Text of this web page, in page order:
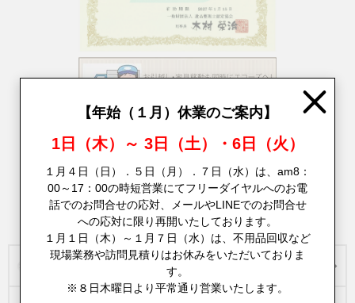
エコーズは名古屋・愛三岐でハウスクリーニングも承ります
【年始（１月）休業のご案内】
1日（木）～ 3日（土）・6日（火）
１月４日（日）．５日（月）．７日（水）は、am8：
00～17：00の時短営業にてフリーダイヤルへのお電
話でのお問合せの応対、メールやLINEでのお問合せ
への応対に限り再開いたしております。
１月１日（木）～１月７日（水）は、不用品回収など
現場業務や訪問見積りはお休みをいただいておりま
す。
※８日木曜日より平常通り営業いたします。
Close